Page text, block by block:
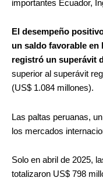
importantes Ecuador,
El desempeño
un saldo favorable en
registró un superávit
superior al superávit
(US$ 1.084 millones).
Las paltas peruanas,
los mercados
Solo en abril de 2025,
totalizaron US$ 798